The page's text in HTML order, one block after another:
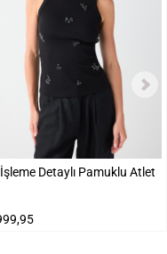
Detaylı Pamuklu Atlet